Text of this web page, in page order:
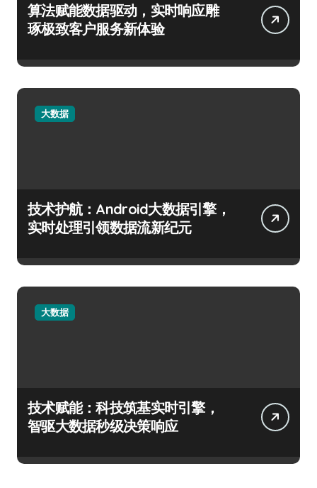
算法赋能数据驱动，实时响应雕
琢极致客户服务新体验
大数据
技术护航：Android大数据引擎，
实时处理引领数据流新纪元
大数据
技术赋能：科技筑基实时引擎，
智驱大数据秒级决策响应